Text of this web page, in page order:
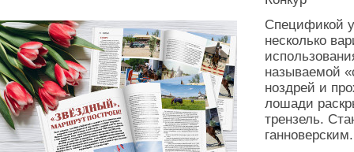
Спецификой
несколько
называемой
ноздрей и
лошади
трензель.
ганноверским.